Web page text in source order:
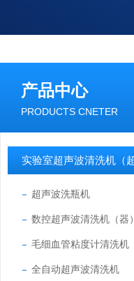
产品中心
PRODUCTS CNETER
超声波洗瓶机
数控超声波清洗机（器）
毛细血管粘度计清洗机
全自动超声波清洗机